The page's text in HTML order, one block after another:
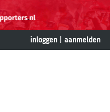
inloggen aanmelden